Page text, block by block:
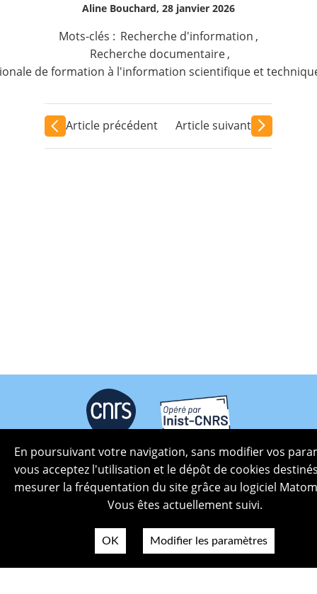
Aline Bouchard, 28 janvier 2026
Mots-clés : Recherche d'information ,
Recherche documentaire ,
de formation à l'information scientifique et technique
Article précédent Article suivant
Plan du site
Politique de confidentialité
Mentions légales
Accessibilité
En poursuivant votre navigation, sans modifier vos
vous acceptez l'utilisation et le dépôt de cookies
mesurer la fréquentation du site grâce au logiciel
Vous êtes actuellement suivi.
OK Modifier les paramètres